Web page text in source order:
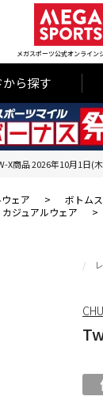
メガスポーツ公式オンライン
から探す
X商品 2026年10月1日(
ェア > ボトムス
ジュアルウェア >